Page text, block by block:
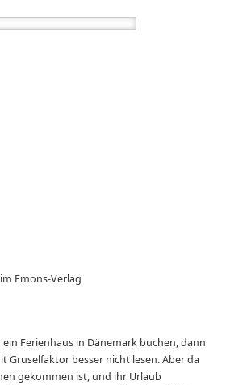
Emons-Verlag
ein Ferienhaus in Dänemark buchen, dann
Gruselfaktor besser nicht lesen. Aber da
gekommen ist, und ihr Urlaub